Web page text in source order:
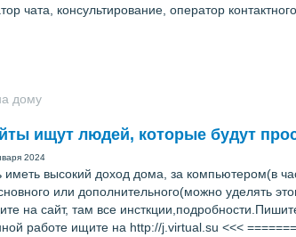
чата, консультирование, оператор
дому
ищут людей, которые будут
2024
иметь высокий доход дома, за компьютером(в
или дополнительного(можно уделять
на сайт, там все
работе ищите на http://j.virtual.su <<<